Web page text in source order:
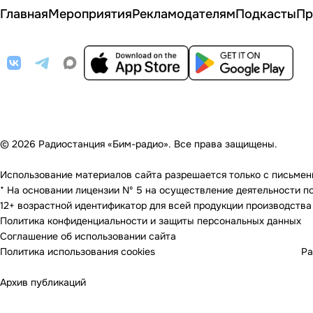
ГлавнаяМероприятияРекламодателямПодкасты
© 2026 Радиостанция «Бим-радио». Все права защищены.
Использование материалов сайта разрешается только с
* На основании лицензии Nº 5 на осуществление деятельности
12+ возрастной идентификатор для всей продукции
Политика конфиденциальности и защиты персональных данных
Соглашение об использовании сайта
Политика использования cookies
Архив публикаций